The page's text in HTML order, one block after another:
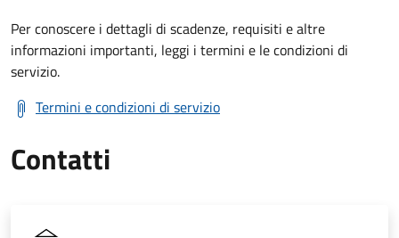
Per conoscere i dettagli di scadenze, requisiti e altre
informazioni importanti, leggi i termini e le condizioni di
servizio.
Termini e condizioni di servizio
Contatti